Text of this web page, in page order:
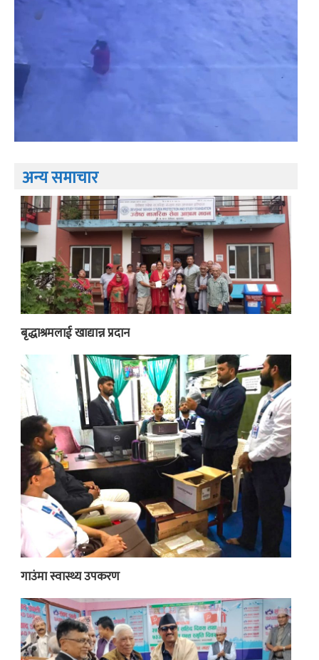
अन्य समाचार
बृद्धाश्रमलाई खाद्यान्न प्रदान
गाउंमा स्वास्थ्य उपकरण